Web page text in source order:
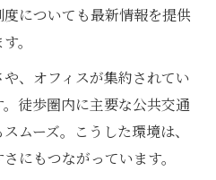
についても最新情報を提供
。
、オフィスが集約されてい
徒歩圏内に主要な公共交通
ムーズ。こうした環境は、
にもつながっています。